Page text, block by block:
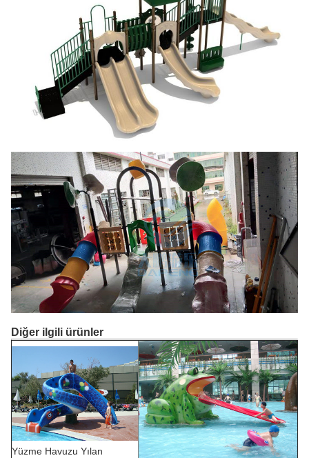
Diğer ilgili ürünler
Yüzme Havuzu Yılan